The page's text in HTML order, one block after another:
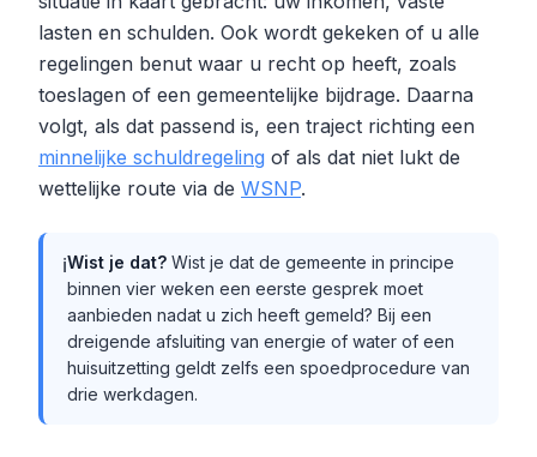
lasten en schulden. Ook wordt gekeken of u alle
regelingen benut waar u recht op heeft, zoals
toeslagen of een gemeentelijke bijdrage. Daarna
volgt, als dat passend is, een traject richting een
minnelijke schuldregeling of als dat niet lukt de
wettelijke route via de WSNP.
ℹ️Wist je dat? Wist je dat de gemeente in principe
binnen vier weken een eerste gesprek moet
aanbieden nadat u zich heeft gemeld? Bij een
dreigende afsluiting van energie of water of een
huisuitzetting geldt zelfs een spoedprocedure van
drie werkdagen.